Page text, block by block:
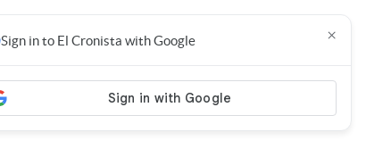
Sign in to El Cronista with Google ×